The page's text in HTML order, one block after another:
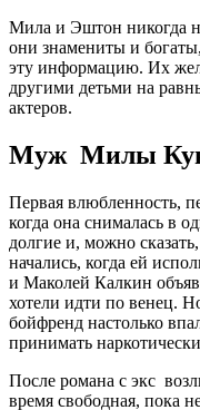
Мила и Эштон никогда
они знамениты и
эту информацию. Их
другими детьми на
актеров.
Муж Милы
Первая влюбленность,
когда она снималась в
долгие и, можно
начались, когда ей
и Маколей Калкин
хотели идти по венец.
бойфренд настолько
принимать
После романа с экс
время свободная, пока